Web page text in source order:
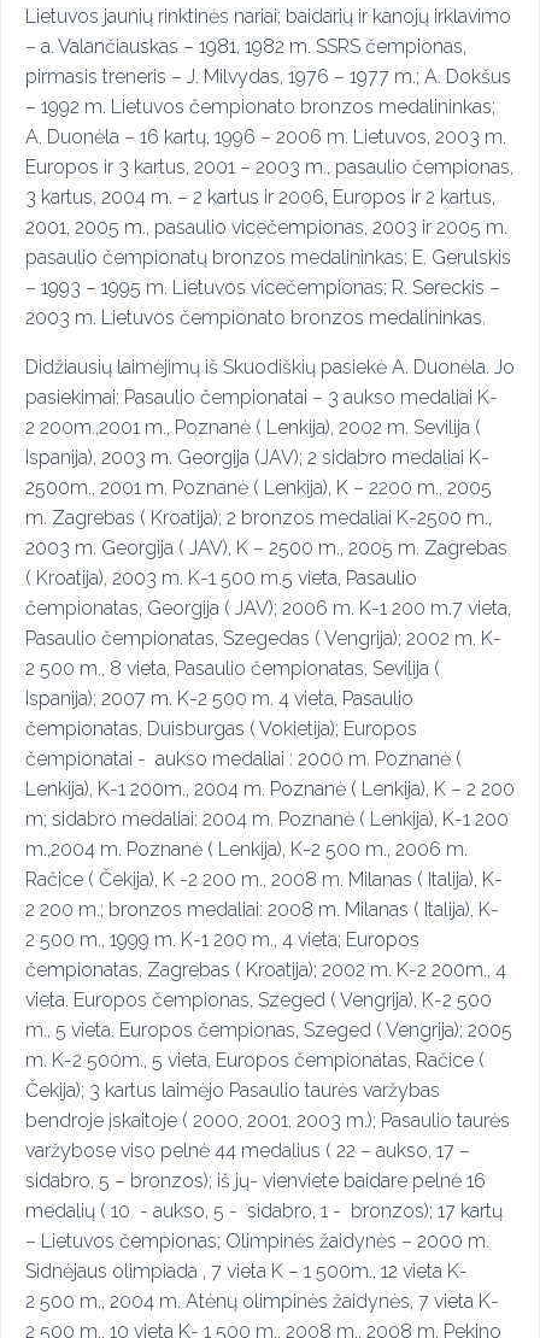
Lietuvos jaunių rinktinės nariai; baidarių ir kanojų irklavimo
– a. Valančiauskas – 1981, 1982 m. SSRS čempionas,
pirmasis treneris – J. Milvydas, 1976 – 1977 m.; A. Dokšus
– 1992 m. Lietuvos čempionato bronzos medalininkas;
A. Duonėla – 16 kartų, 1996 – 2006 m. Lietuvos, 2003 m.
Europos ir 3 kartus, 2001 – 2003 m., pasaulio čempionas,
3 kartus, 2004 m. – 2 kartus ir 2006, Europos ir 2 kartus,
2001, 2005 m., pasaulio vicečempionas, 2003 ir 2005 m.
pasaulio čempionatų bronzos medalininkas; E. Gerulskis
– 1993 – 1995 m. Lietuvos vicečempionas; R. Sereckis –
2003 m. Lietuvos čempionato bronzos medalininkas.
Didžiausių laimėjimų iš Skuodiškių pasiekė A. Duonėla. Jo
pasiekimai: Pasaulio čempionatai – 3 aukso medaliai K-
2 200m.,2001 m., Poznanė ( Lenkija), 2002 m. Sevilija (
Ispanija), 2003 m. Georgija (JAV); 2 sidabro medaliai K-
2500m., 2001 m. Poznanė ( Lenkija), K – 2200 m., 2005
m. Zagrebas ( Kroatija); 2 bronzos medaliai K-2500 m.,
2003 m. Georgija ( JAV), K – 2500 m., 2005 m. Zagrebas
( Kroatija), 2003 m. K-1 500 m.5 vieta, Pasaulio
čempionatas, Georgija ( JAV); 2006 m. K-1 200 m.7 vieta,
Pasaulio čempionatas, Szegedas ( Vengrija); 2002 m. K-
2 500 m., 8 vieta, Pasaulio čempionatas, Sevilija (
Ispanija); 2007 m. K-2 500 m. 4 vieta, Pasaulio
čempionatas, Duisburgas ( Vokietija); Europos
čempionatai - aukso medaliai : 2000 m. Poznanė (
Lenkija), K-1 200m., 2004 m. Poznanė ( Lenkija), K – 2 200
m; sidabro medaliai: 2004 m. Poznanė ( Lenkija), K-1 200
m.,2004 m. Poznanė ( Lenkija), K-2 500 m., 2006 m.
Račice ( Čekija), K -2 200 m., 2008 m. Milanas ( Italija), K-
2 200 m.; bronzos medaliai: 2008 m. Milanas ( Italija), K-
2 500 m., 1999 m. K-1 200 m., 4 vieta; Europos
čempionatas, Zagrebas ( Kroatija); 2002 m. K-2 200m., 4
vieta. Europos čempionas, Szeged ( Vengrija), K-2 500
m., 5 vieta. Europos čempionas, Szeged ( Vengrija); 2005
m. K-2 500m., 5 vieta, Europos čempionatas, Račice (
Čekija); 3 kartus laimėjo Pasaulio taurės varžybas
bendroje įskaitoje ( 2000, 2001, 2003 m.); Pasaulio taurės
varžybose viso pelnė 44 medalius ( 22 – aukso, 17 –
sidabro, 5 – bronzos); iš jų- vienviete baidare pelnė 16
medalių ( 10 - aukso, 5 - sidabro, 1 - bronzos); 17 kartų
– Lietuvos čempionas; Olimpinės žaidynės – 2000 m.
Sidnėjaus olimpiada , 7 vieta K – 1 500m., 12 vieta K-
2 500 m., 2004 m. Atėnų olimpinės žaidynės, 7 vieta K-
2 500 m., 10 vieta K- 1 500 m., 2008 m., 2008 m. Pekino